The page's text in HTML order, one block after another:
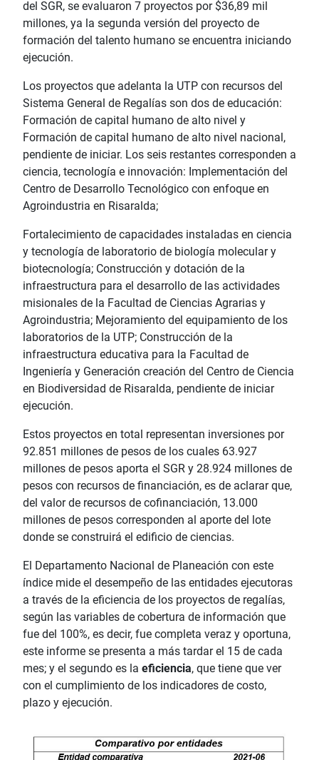
del SGR, se evaluaron 7 proyectos por $36,89 mil
millones, ya la segunda versión del proyecto de
formación del talento humano se encuentra iniciando
ejecución.
Los proyectos que adelanta la UTP con recursos del
Sistema General de Regalías son dos de educación:
Formación de capital humano de alto nivel y
Formación de capital humano de alto nivel nacional,
pendiente de iniciar. Los seis restantes corresponden a
ciencia, tecnología e innovación: Implementación del
Centro de Desarrollo Tecnológico con enfoque en
Agroindustria en Risaralda;
Fortalecimiento de capacidades instaladas en ciencia
y tecnología de laboratorio de biología molecular y
biotecnología; Construcción y dotación de la
infraestructura para el desarrollo de las actividades
misionales de la Facultad de Ciencias Agrarias y
Agroindustria; Mejoramiento del equipamiento de los
laboratorios de la UTP; Construcción de la
infraestructura educativa para la Facultad de
Ingeniería y Generación creación del Centro de Ciencia
en Biodiversidad de Risaralda, pendiente de iniciar
ejecución.
Estos proyectos en total representan inversiones por
92.851 millones de pesos de los cuales 63.927
millones de pesos aporta el SGR y 28.924 millones de
pesos con recursos de financiación, es de aclarar que,
del valor de recursos de cofinanciación, 13.000
millones de pesos corresponden al aporte del lote
donde se construirá el edificio de ciencias.
El Departamento Nacional de Planeación con este
índice mide el desempeño de las entidades ejecutoras
a través de la eficiencia de los proyectos de regalías,
según las variables de cobertura de información que
fue del 100%, es decir, fue completa veraz y oportuna,
este informe se presenta a más tardar el 15 de cada
mes; y el segundo es la eficiencia, que tiene que ver
con el cumplimiento de los indicadores de costo,
plazo y ejecución.